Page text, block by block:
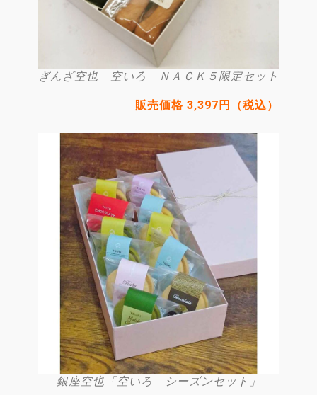
ぎんざ空也 空いろ ＮＡＣＫ５限定セット
販売価格 3,397円（税込）
銀座空也「空いろ シーズンセット」